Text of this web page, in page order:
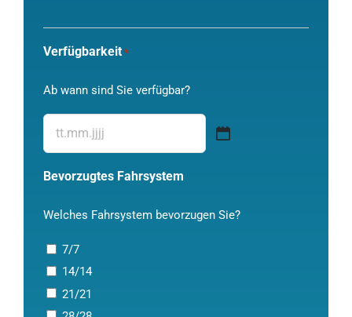
Verfügbarkeit *
Ab wann sind Sie verfügbar?
Punkt
Bevorzugtes Fahrsystem
Welches Fahrsystem bevorzugen Sie?
7/7
14/14
21/21